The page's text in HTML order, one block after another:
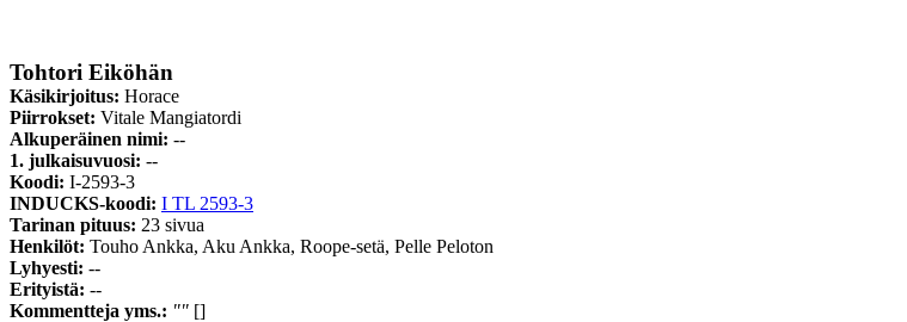
Tohtori Eiköhän
Käsikirjoitus: Horace
Piirrokset: Vitale Mangiatordi
Alkuperäinen nimi: --
1. julkaisuvuosi: --
Koodi: I-2593-3
INDUCKS-koodi: I TL 2593-3
Tarinan pituus: 23 sivua
Henkilöt: Touho Ankka, Aku Ankka, Roope-setä, Pelle Peloton
Lyhyesti: --
Erityistä: --
Kommentteja yms.: "" []